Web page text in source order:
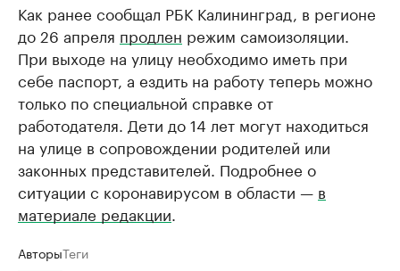
Как ранее сообщал РБК Калининград, в регионе
до 26 апреля продлен режим самоизоляции.
При выходе на улицу необходимо иметь при
себе паспорт, а ездить на работу теперь можно
только по специальной справке от
работодателя. Дети до 14 лет могут находиться
на улице в сопровождении родителей или
законных представителей. Подробнее о
ситуации с коронавирусом в области — в
материале редакции
АвторыТеги